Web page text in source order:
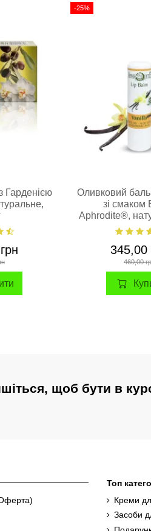
Гарденією
-25%
Оливковий
зі смаком
Aphrodite®,
г
345,00
460,00
щоб бути в
Топ
Креми
Засоби